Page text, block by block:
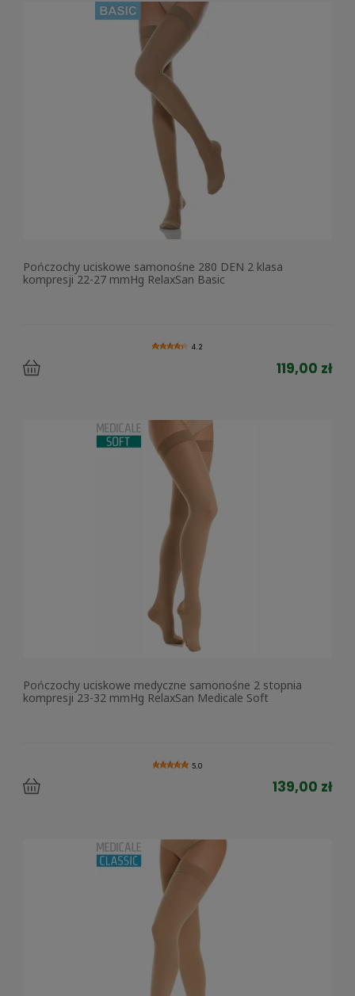
Pończochy uciskowe samonośne 280 DEN 2 klasa
kompresji 22-27 mmHg RelaxSan Basic
4.2
119,00 zł
Pończochy uciskowe medyczne samonośne 2 stopnia
kompresji 23-32 mmHg RelaxSan Medicale Soft
5.0
139,00 zł